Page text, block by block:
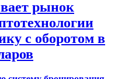
рынок
с оборотом в